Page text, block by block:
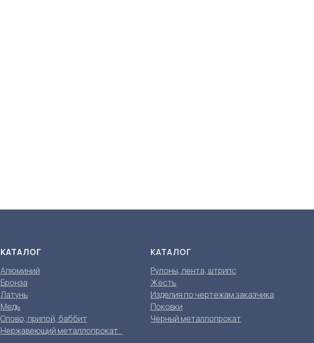
КАТАЛОГ
Алюминий
Бронза
Латунь
Медь
Олово, припой, баббит
Нержавеющий металлопрокат
КАТАЛОГ
Рулоны, лента, штрипс
Жесть
Изделия по чертежам заказчика
Поковки
Черный металлопрокат